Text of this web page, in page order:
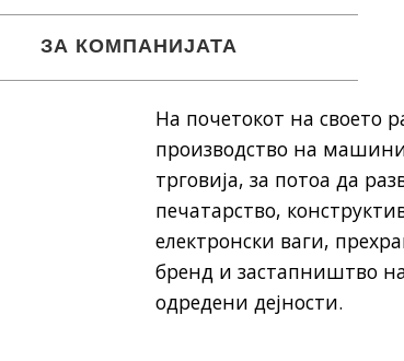
ЗА КОМПАНИЈАТА
На почетокот на своето
производство на
трговија, за потоа да
печатарство,
електронски ваги,
бренд и застапништво
одредени дејности.